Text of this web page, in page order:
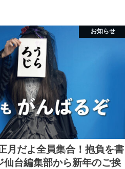
お知らせ
月だよ全員集合！抱負を書
仙台編集部から新年のご挨